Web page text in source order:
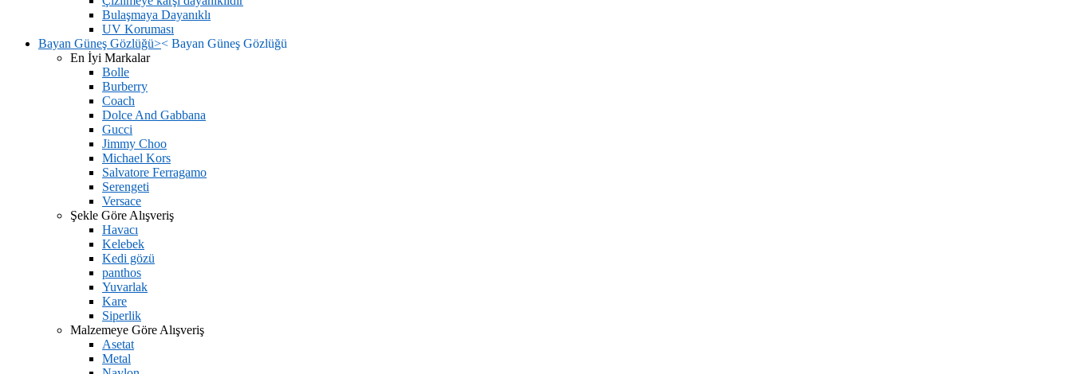
Bulaşmaya Dayanıklı
UV Koruması
Bayan Güneş Gözlüğü>< Bayan Güneş Gözlüğü
En İyi Markalar
Bolle
Burberry
Coach
Dolce And Gabbana
Gucci
Jimmy Choo
Michael Kors
Salvatore Ferragamo
Serengeti
Versace
Şekle Göre Alışveriş
Havacı
Kelebek
Kedi gözü
panthos
Yuvarlak
Kare
Siperlik
Malzemeye Göre Alışveriş
Asetat
Metal